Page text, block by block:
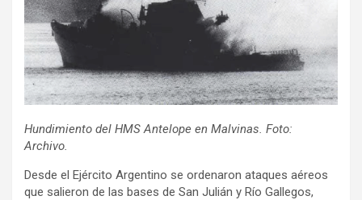
Hundimiento del HMS Antelope en Malvinas. Foto:
Archivo.
Desde el Ejército Argentino se ordenaron ataques aéreos
que salieron de las bases de San Julián y Río Gallegos,